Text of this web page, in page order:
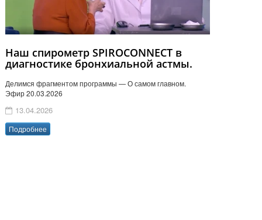
Наш спирометр SPIROCONNECT в
диагностике бронхиальной астмы.
Делимся фрагментом программы — О самом главном.
Эфир 20.03.2026
13.04.2026
Подробнее